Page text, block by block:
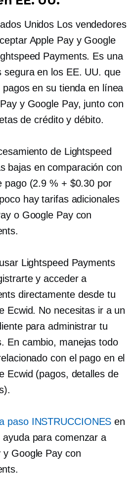
Unidos Los vendedores
Apple Pay y Google
Payments. Es una
segura en los EE. UU. que
pagos en su tienda en línea
y Google Pay, junto con
de crédito y débito.
de Lightspeed
bajas en comparación con
pago (2.9 % + $0.30 por
hay tarifas adicionales
o Google Pay con
Lightspeed Payments
y acceder a
directamente desde tu
Ecwid. No necesitas ir a un
para administrar tu
En cambio, manejas todo
con el pagoen el
Ecwid (pagos, detalles de
pasoINSTRUCCIONES en
para comenzar a
y Google Pay con